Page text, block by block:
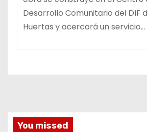
Desarrollo Comunitario del DIF
Huertas y acercará un servicio…
You missed